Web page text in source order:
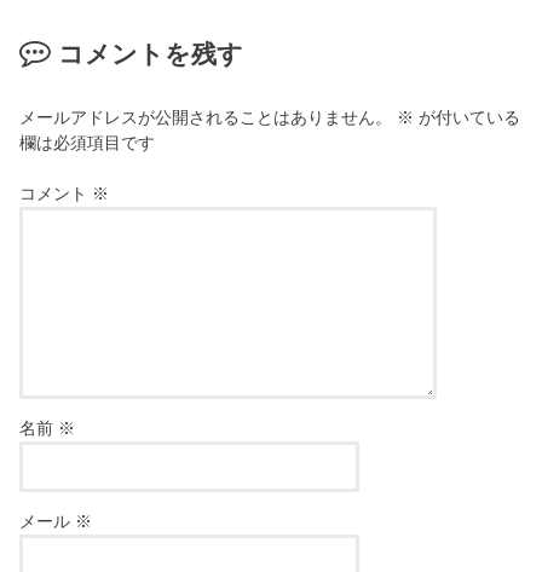
コメントを残す
メールアドレスが公開されることはありません。 ※ が付いている
欄は必須項目です
コメント ※
名前 ※
メール ※